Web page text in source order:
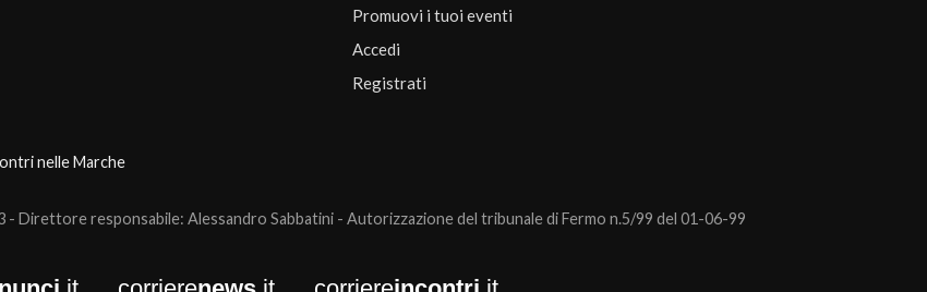
Promuovi i tuoi eventi
Accedi
Registrati
nelle Marche
Direttore responsabile: Alessandro Sabbatini - Autorizzazione del tribunale di Fermo n.5/99 del 01-06-99